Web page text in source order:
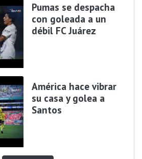
Pumas se despacha
con goleada a un
débil FC Juárez
América hace vibrar
su casa y golea a
Santos